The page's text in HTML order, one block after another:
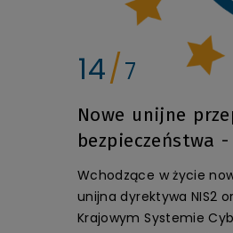
14 7
Nowe unijne
bezpieczeństwa
Wchodzące w życie
unijna dyrektywa NIS2
Krajowym Systemie